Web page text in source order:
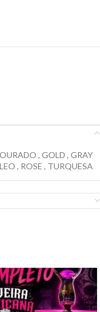
, GOLD , GRAY
, ROSE , TURQUESA